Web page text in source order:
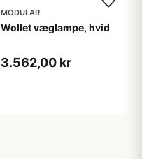
MODULAR
Wollet væglampe, hvid
3.562,00 kr